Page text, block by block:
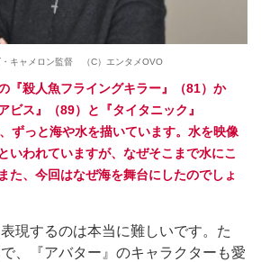
・キャメロン監督 （C）エンタメOVO
『殺人魚フライングキラー』（81）か
ビス』（89）と『タイタニック』
ずっと海や水を描いています。水を映像
いわれていますが、なぜそこまで水にこ
た、今回はなぜ海を舞台にしたのでしょ
現するのは本当に難しいです。た
、『アバター』のキャラクターも愛